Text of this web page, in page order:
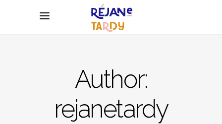
Author:
rejanetardy